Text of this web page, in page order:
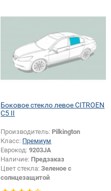
Боковое стекло левое CITROEN
C5 II
Производитель: Pilkington
Класс: Премиум
Еврокод:9203JA
Наличие: Предзаказ
Цвет стекла:Зеленое с
солнцезащитой
Тип стекла:Боковое стекло левое